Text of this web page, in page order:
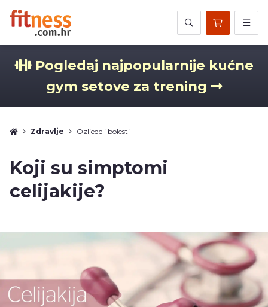
Pogledaj najpopularnije kućne
gym setove za trening
Zdravlje Ozljede i bolesti
Koji su simptomi
celijakije?